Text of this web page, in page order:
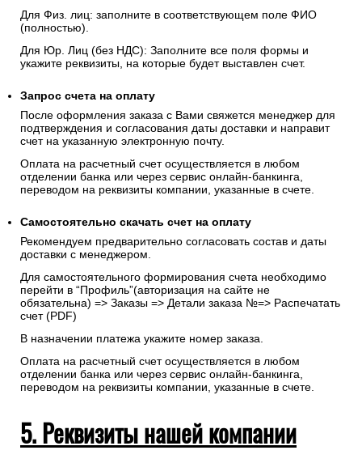
Для Физ. лиц: заполните в соответствующем поле ФИО
(полностью).
Для Юр. Лиц (без НДС): Заполните все поля формы и
укажите реквизиты, на которые будет выставлен счет.
Запрос счета на оплату
После оформления заказа с Вами свяжется менеджер для
подтверждения и согласования даты доставки и направит
счет на указанную электронную почту.
Оплата на расчетный счет осуществляется в любом
отделении банка или через сервис онлайн-банкинга,
переводом на реквизиты компании, указанные в счете.
Самостоятельно скачать счет на оплату
Рекомендуем предварительно согласовать состав и даты
доставки с менеджером.
Для самостоятельного формирования счета необходимо
перейти в “Профиль”(авторизация на сайте не
обязательна) => Заказы => Детали заказа №=> Распечатать
счет (PDF)
В назначении платежа укажите номер заказа.
Оплата на расчетный счет осуществляется в любом
отделении банка или через сервис онлайн-банкинга,
переводом на реквизиты компании, указанные в счете.
5. Реквизиты нашей компании